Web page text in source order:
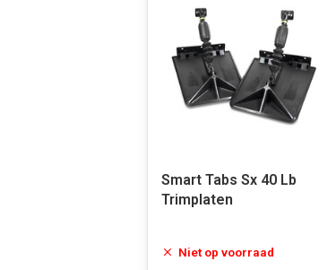
Smart Tabs Sx 40 Lb
Trimplaten
Niet op voorraad